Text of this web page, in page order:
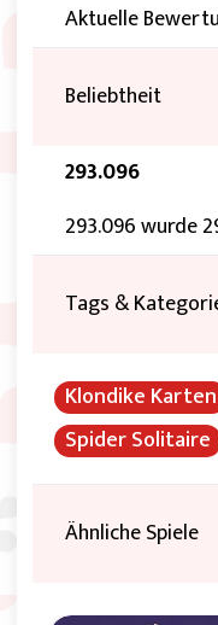
Aktuelle
Beliebtheit
293.096
293.096 wurde
Tags &
Klondike Karten
Spider Solitaire
Ähnliche Spiele